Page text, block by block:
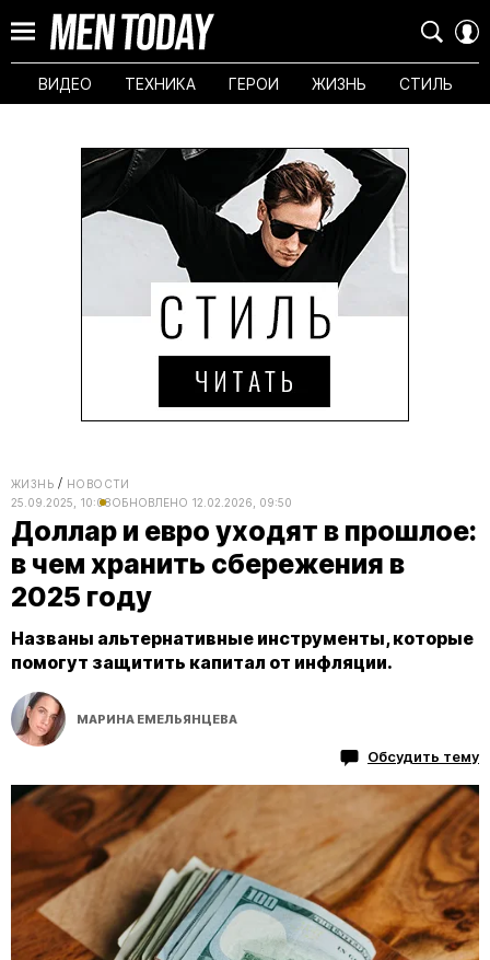
ВИДЕО ТЕХНИКА ГЕРОИ ЖИЗНЬ СТИЛЬ
ЖИЗНЬ
НОВОСТИ
25.09.2025, 10:08ОБНОВЛЕНО 12.02.2026, 09:50
Доллар и евро уходят в прошлое:
в чем хранить сбережения в
2025 году
Названы альтернативные инструменты, которые
помогут защитить капитал от инфляции.
МАРИНА ЕМЕЛЬЯНЦЕВА
Обсудить тему